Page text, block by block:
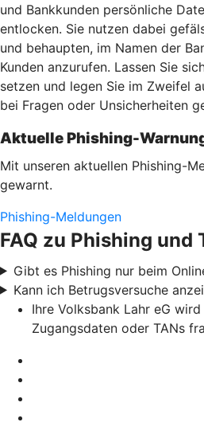
und Bankkunden persönliche
entlocken. Sie nutzen dabei
und behaupten, im Namen der
Kunden anzurufen. Lassen Sie
setzen und legen Sie im Zweifel
bei Fragen oder Unsicherheiten
Aktuelle Phishing-
Mit unseren aktuellen Phishing-
gewarnt.
Phishing-Meldungen
FAQ zu Phishing und
Gibt es Phishing nur beim
Kann ich Betrugsversuche
Ihre Volksbank Lahr eG
Zugangsdaten oder TANs